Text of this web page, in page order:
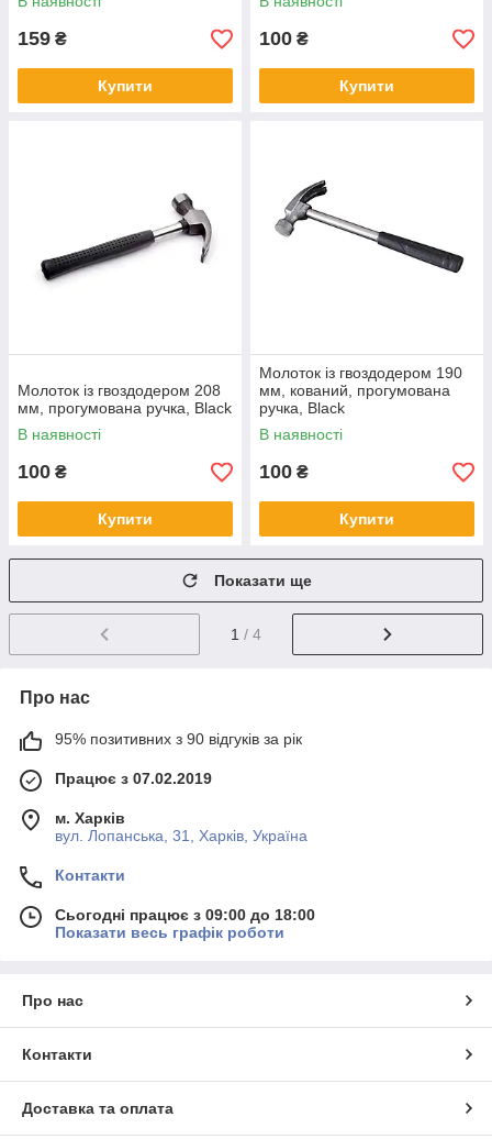
159 ₴
Купити
100 ₴
Купити
Молоток із гвоздодером 208
мм, прогумована ручка, Black
В наявності
100 ₴
Купити
Молоток із гвоздодером 190
мм, кований, прогумована
ручка, Black
В наявності
100 ₴
Купити
Показати ще
1 / 4
Про нас
95% позитивних з 90 відгуків за рік
Працює з 07.02.2019
м. Харків
вул. Лопанська, 31, Харків, Україна
Контакти
Сьогодні працює з 09:00 до 18:00
Показати весь графік роботи
Про нас
Контакти
Доставка та оплата